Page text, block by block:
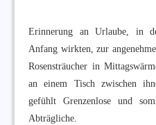
Erinnerung an Urlaube, in
Anfang wirkten, zur
Rosensträucher in
an einem Tisch zwischen
gefühlt Grenzenlose und
Abträgliche.